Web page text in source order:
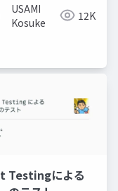
USAMI
Kosuke
12K
Testingによる